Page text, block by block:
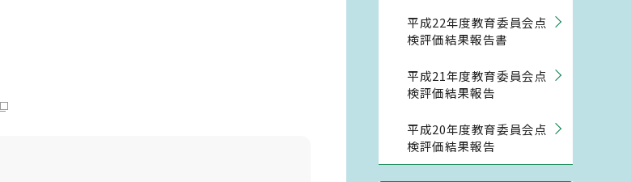
平成22年度教育委員会点
検評価結果報告書
平成21年度教育委員会点
検評価結果報告
平成20年度教育委員会点
検評価結果報告